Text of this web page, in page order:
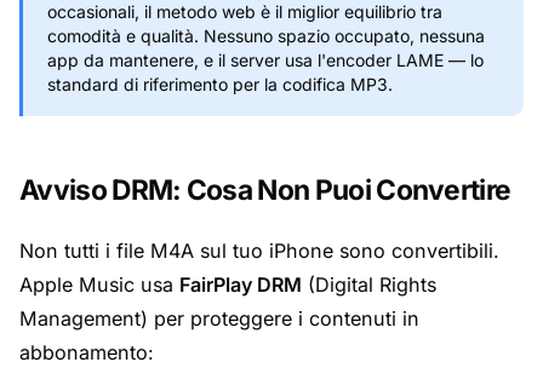
occasionali, il metodo web è il miglior equilibrio tra
comodità e qualità. Nessuno spazio occupato, nessuna
app da mantenere, e il server usa l'encoder LAME — lo
standard di riferimento per la codifica MP3.
Avviso DRM: Cosa Non Puoi Convertire
Non tutti i file M4A sul tuo iPhone sono convertibili.
Apple Music usa FairPlay DRM (Digital Rights
Management) per proteggere i contenuti in
abbonamento: